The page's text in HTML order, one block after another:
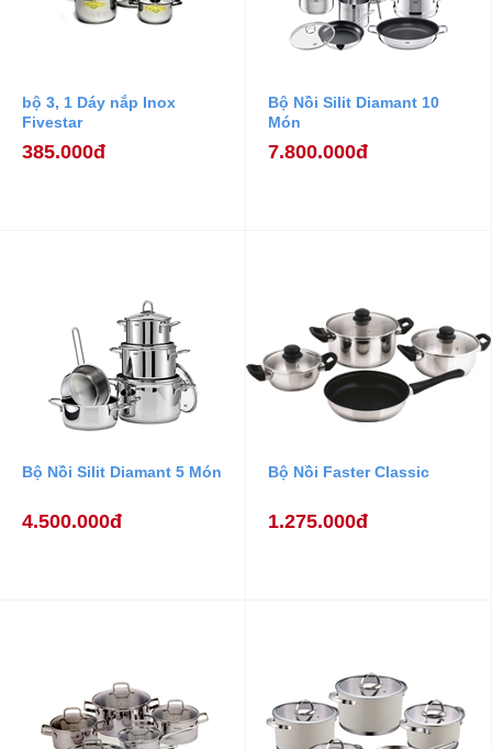
bộ 3, 1 Dáy nắp Inox
Fivestar
385.000đ
Bộ Nồi Silit Diamant 10
Món
7.800.000đ
Bộ Nồi Silit Diamant 5 Món
4.500.000đ
Bộ Nồi Faster Classic
1.275.000đ